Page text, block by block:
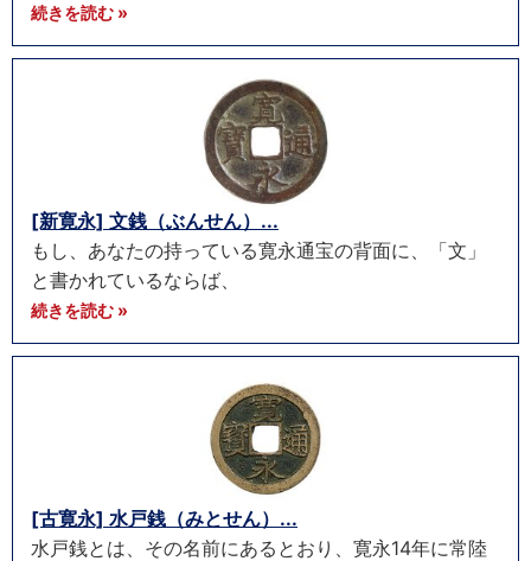
続きを読む »
[新寛永] 文銭（ぶんせん）...
もし、あなたの持っている寛永通宝の背面に、「文」
と書かれているならば、
続きを読む »
[古寛永] 水戸銭（みとせん）...
水戸銭とは、その名前にあるとおり、寛永14年に常陸